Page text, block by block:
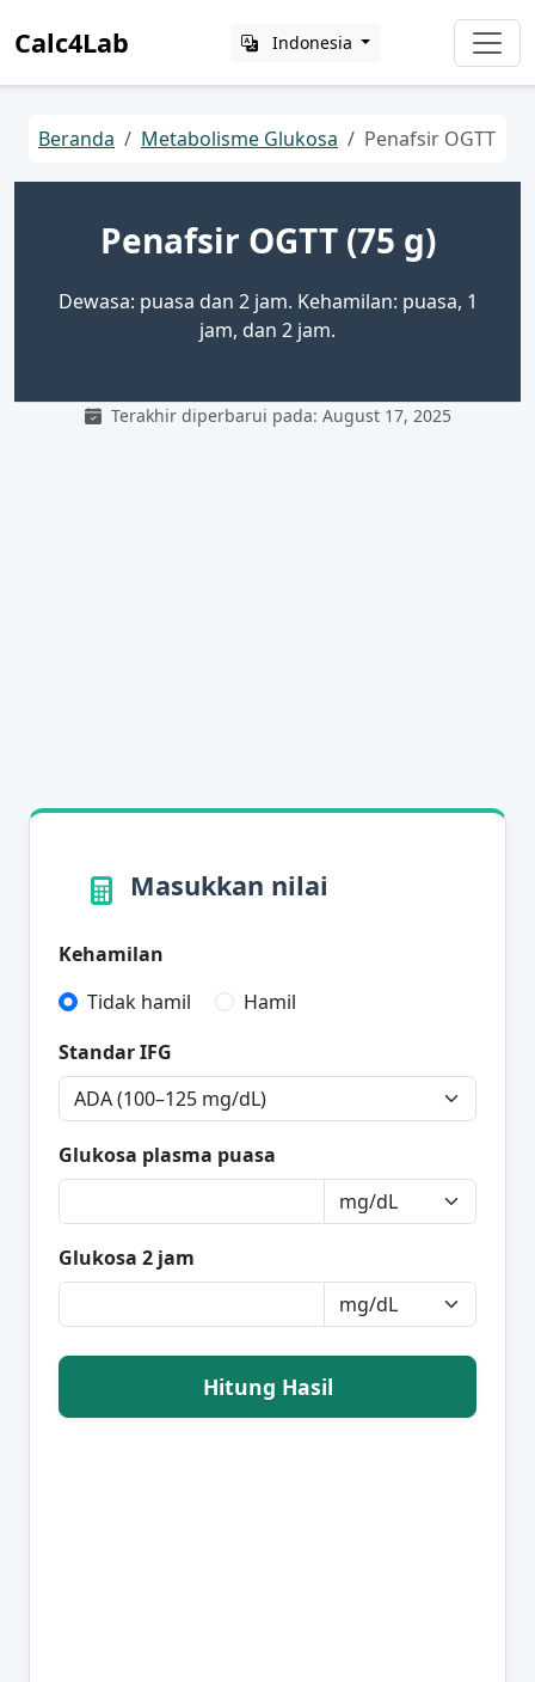
Calc4Lab Indonesia
Beranda Metabolisme Glukosa Penafsir OGTT
Penafsir OGTT (75 g)
Dewasa: puasa dan 2 jam. Kehamilan: puasa, 1
jam, dan 2 jam.
Terakhir diperbarui pada: August 17, 2025
Masukkan nilai
Kehamilan
Tidak hamil
Hamil
Standar IFG
Glukosa plasma puasa
Glukosa 2 jam
Hitung Hasil